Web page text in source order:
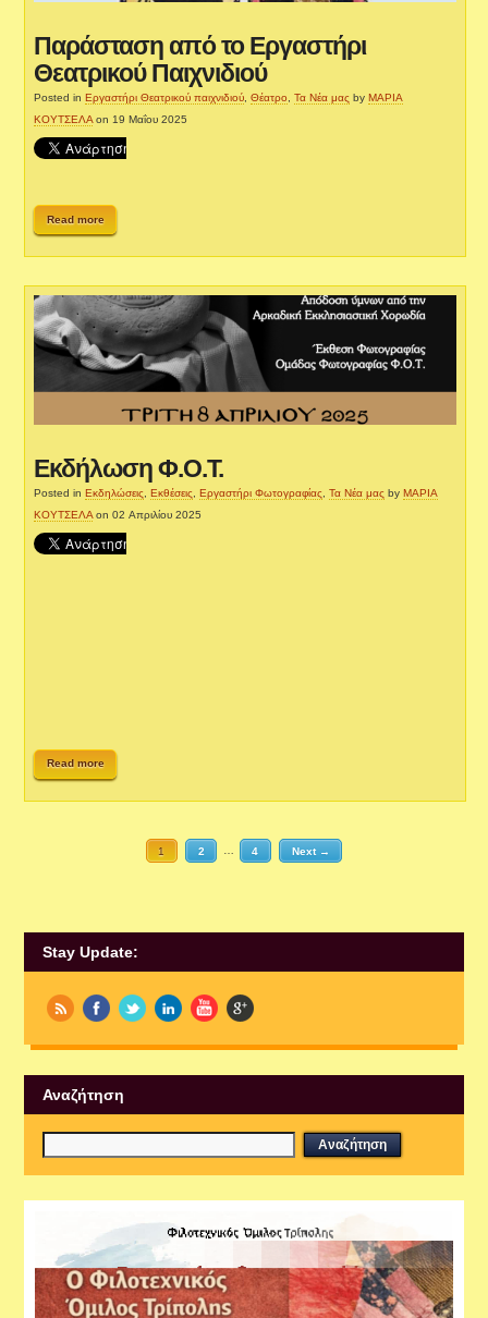
Παράσταση από το Εργαστήρι
Θεατρικού Παιχνιδιού
Posted inΕργαστήρι Θεατρικού παιχνιδιού ,Θέατρο ,Τα Νέα μας byΜΑΡΙΑ
ΚΟΥΤΣΕΛΑ on 19 Μαΐου 2025
Read more
Εκδήλωση Φ.Ο.Τ.
Posted inΕκδηλώσεις ,Εκθέσεις ,Εργαστήρι Φωτογραφίας ,Τα Νέα μας byΜΑΡΙΑ
ΚΟΥΤΣΕΛΑ on 02 Απριλίου 2025
Read more
1 2 … 4 Next →
Stay Update:
Αναζήτηση